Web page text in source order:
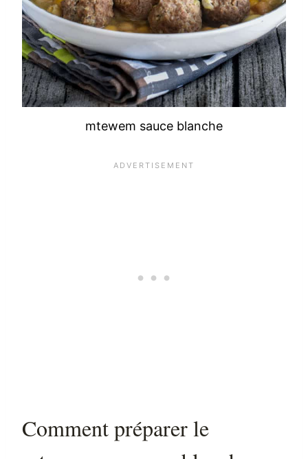
mtewem sauce blanche
Comment préparer le